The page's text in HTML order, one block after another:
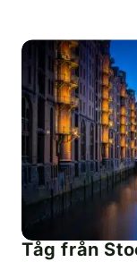
Tåg från